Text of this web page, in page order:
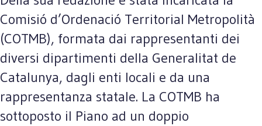
Comisió d’Ordenació Territorial Metropolità
(COTMB), formata dai rappresentanti dei
diversi dipartimenti della Generalitat de
Catalunya, dagli enti locali e da una
rappresentanza statale. La COTMB ha
sottoposto il Piano ad un doppio